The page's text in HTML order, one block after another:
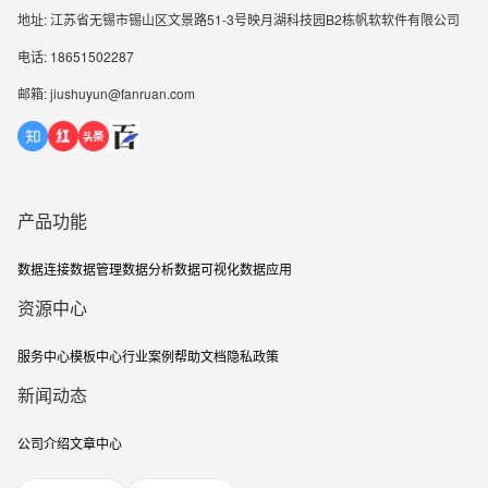
地址: 江苏省无锡市锡山区文景路51-3号映月湖科技园B2栋帆软软件有限公司
电话: 18651502287
邮箱: jiushuyun@fanruan.com
产品功能
数据连接数据管理数据分析数据可视化数据应用
资源中心
服务中心模板中心行业案例帮助文档隐私政策
新闻动态
公司介绍文章中心